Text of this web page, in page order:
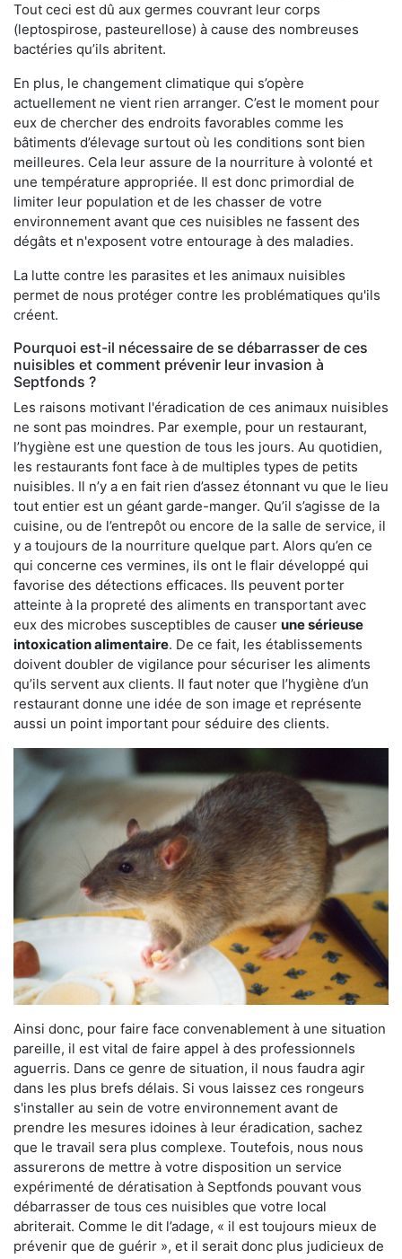
Tout ceci est dû aux germes couvrant leur corps
(leptospirose, pasteurellose) à cause des nombreuses
bactéries qu’ils abritent.
En plus, le changement climatique qui s’opère
actuellement ne vient rien arranger. C’est le moment pour
eux de chercher des endroits favorables comme les
bâtiments d’élevage surtout où les conditions sont bien
meilleures. Cela leur assure de la nourriture à volonté et
une température appropriée. Il est donc primordial de
limiter leur population et de les chasser de votre
environnement avant que ces nuisibles ne fassent des
dégâts et n'exposent votre entourage à des maladies.
La lutte contre les parasites et les animaux nuisibles
permet de nous protéger contre les problématiques qu'ils
créent.
Pourquoi est-il nécessaire de se débarrasser de ces
nuisibles et comment prévenir leur invasion à
Septfonds ?
Les raisons motivant l'éradication de ces animaux nuisibles
ne sont pas moindres. Par exemple, pour un restaurant,
l’hygiène est une question de tous les jours. Au quotidien,
les restaurants font face à de multiples types de petits
nuisibles. Il n’y a en fait rien d’assez étonnant vu que le lieu
tout entier est un géant garde-manger. Qu’il s’agisse de la
cuisine, ou de l’entrepôt ou encore de la salle de service, il
y a toujours de la nourriture quelque part. Alors qu’en ce
qui concerne ces vermines, ils ont le flair développé qui
favorise des détections efficaces. Ils peuvent porter
atteinte à la propreté des aliments en transportant avec
eux des microbes susceptibles de causer une sérieuse
intoxication alimentaire. De ce fait, les établissements
doivent doubler de vigilance pour sécuriser les aliments
qu’ils servent aux clients. Il faut noter que l’hygiène d’un
restaurant donne une idée de son image et représente
aussi un point important pour séduire des clients.
Ainsi donc, pour faire face convenablement à une situation
pareille, il est vital de faire appel à des professionnels
aguerris. Dans ce genre de situation, il nous faudra agir
dans les plus brefs délais. Si vous laissez ces rongeurs
s'installer au sein de votre environnement avant de
prendre les mesures idoines à leur éradication, sachez
que le travail sera plus complexe. Toutefois, nous nous
assurerons de mettre à votre disposition un service
expérimenté de dératisation à Septfonds pouvant vous
débarrasser de tous ces nuisibles que votre local
abriterait. Comme le dit l’adage, « il est toujours mieux de
prévenir que de guérir », et il serait donc plus judicieux de